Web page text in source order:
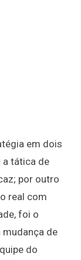
em dois
a tática de
por outro
real com
foi o
de
do